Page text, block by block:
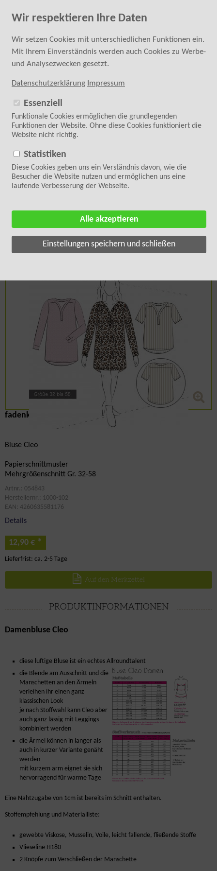
Fachkundige Hilfe bei der Kaufentscheidung
0 24 52 - 6 87 40 20
SUCHE
Zurück zur Übersicht <
Startseite>Schnittmuster > fadenkäfer> fadenkäfer Damen Bluse Cleo Gr. 32-58
fadenkäfer Damen Bluse Cleo Gr. 32-58
Bluse Cleo
Papierschnittmuster
Mehrgrößenschnitt Gr. 32-58
Artnr.: 054843
Herstellernr.: 1000-102
EAN: 4260635581176
Details
12,90 € *
Lieferfrist: ca. 2-5 Tage
Auf den Merkzettel
PRODUKTINFORMATIONEN
Damenbluse Cleo
diese luftige Bluse ist ein echtes Allroundtalent
die Blende am Ausschnitt und die
Manschetten an den Ärmeln
verleihen ihr einen ganz
klassischen Look
je nach Stoffwahl kann Cleo aber
auch ganz lässig mit Leggings
kombiniert werden
die Ärmel können in langer als
auch in kurzer Variante genäht
werden
mit kurzem arm eignet sie sich
hervorragend für warme Tage
Eine Nahtzugabe von 1cm ist bereits im Schnitt enthalten.
Stoffempfehlung und Materialliste:
gewebte Viskose, Musselin, Voile, leicht fallende, fließende Stoffe
Vlieseline H180
2 Knöpfe zum Verschließen der Manschette
Wir respektieren Ihre Daten
Wir setzen Cookies mit unterschiedlichen Funktionen ein.
Mit Ihrem Einverständnis werden auch Cookies zu Werbe-
und Analysezwecken gesetzt.
Datenschutzerklärung Impressum
Essenziell
Funktionale Cookies ermöglichen die grundlegenden
Funktionen der Website. Ohne diese Cookies funktioniert die
Website nicht richtig.
Statistiken
Diese Cookies geben uns ein Verständnis davon, wie die
Besucher die Website nutzen und ermöglichen uns eine
laufende Verbesserung der Webseite.
Alle akzeptieren
Einstellungen speichern und schließen